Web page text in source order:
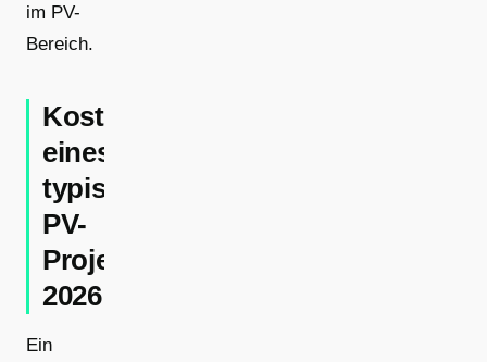
im PV-
Bereich.
Kostenstruktur
eines
typischen
PV-
Projekts
2026
Ein